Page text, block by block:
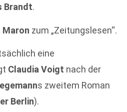
Brandt.
Maron zum „Zeitungslesen“.
eine
Claudia Voigt nach der
s zweitem Roman
Berlin).